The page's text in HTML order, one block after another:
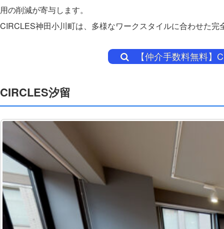
用の削減が寄与します。
CIRCLES神田小川町は、多様なワークスタイルに合わせた
【仲介手数料無料】
CIRCLES汐留